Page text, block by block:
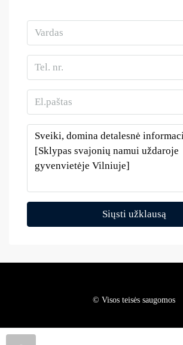
Siųsti užklausą
© Visos teisės saugomos